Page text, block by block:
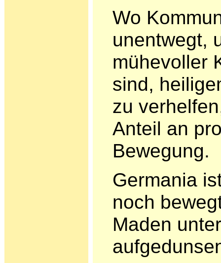
Wo
unentwegt,
mühevoller
sind,
zu
Anteil an
Bewegung.
Germania
noch
Maden